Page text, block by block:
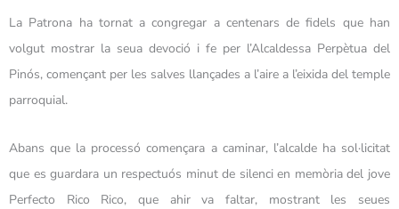
La Patrona ha tornat a congregar a centenars de fidels que han
volgut mostrar la seua devoció i fe per l’Alcaldessa Perpètua del
Pinós, començant per les salves llançades a l’aire a l’eixida del temple
parroquial.
Abans que la processó començara a caminar, l’alcalde ha sol·licitat
que es guardara un respectuós minut de silenci en memòria del jove
Perfecto Rico Rico, que ahir va faltar, mostrant les seues